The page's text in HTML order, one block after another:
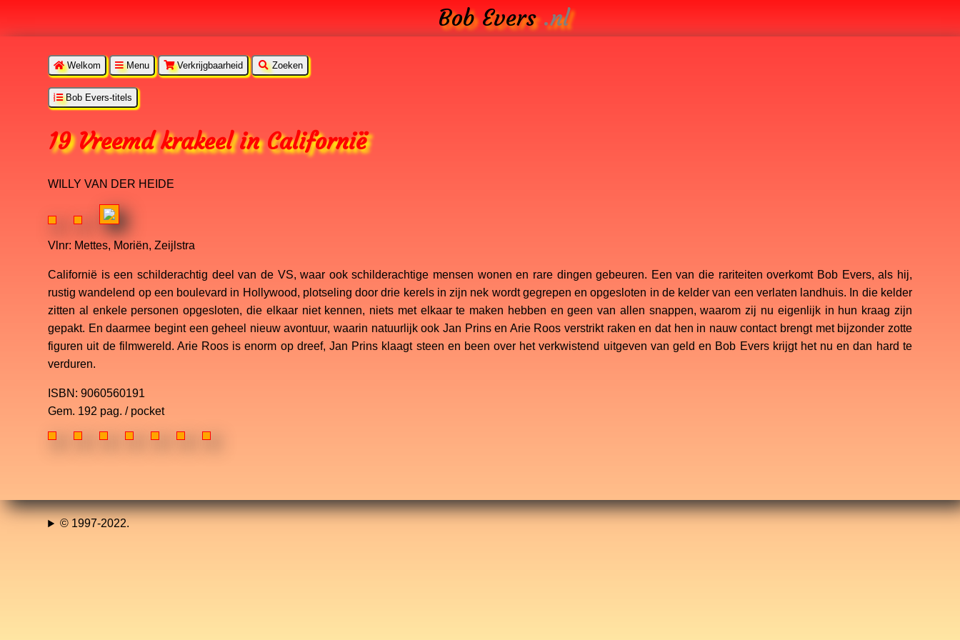
Bob Evers.nl
Welkom Menu Verkrijgbaarheid Zoeken
Bob Evers-titels
19 Vreemd krakeel in Californië
WILLY VAN DER HEIDE
Vlnr: Mettes, Moriën, Zeijlstra
Californië is een schilderachtig deel van de VS, waar ook schilderachtige mensen wonen en rare dingen gebeuren. Een van die rariteiten overkomt Bob Evers, als hij,
rustig wandelend op een boulevard in Hollywood, plotseling door drie kerels in zijn nek wordt gegrepen en opgesloten in de kelder van een verlaten landhuis. In die kelder
zitten al enkele personen opgesloten, die elkaar niet kennen, niets met elkaar te maken hebben en geen van allen snappen, waarom zij nu eigenlijk in hun kraag zijn
gepakt. En daarmee begint een geheel nieuw avontuur, waarin natuurlijk ook Jan Prins en Arie Roos verstrikt raken en dat hen in nauw contact brengt met bijzonder zotte
figuren uit de filmwereld. Arie Roos is enorm op dreef, Jan Prins klaagt steen en been over het verkwistend uitgeven van geld en Bob Evers krijgt het nu en dan hard te
verduren.
ISBN: 9060560191
Gem. 192 pag. / pocket
© 1997-2022.